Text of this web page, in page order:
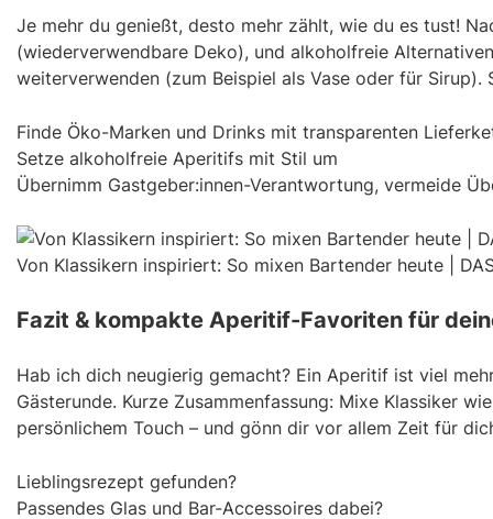
Je mehr du genießt, desto mehr zählt, wie du es tust!
(wiederverwendbare Deko), und alkoholfreie
weiterverwenden (zum Beispiel als Vase oder für
Finde Öko-Marken und Drinks mit transparenten
Setze alkoholfreie Aperitifs mit Stil um
Übernimm Gastgeber:innen-Verantwortung, vermeide
Von Klassikern inspiriert: So mixen Bartender heute |
Fazit & kompakte Aperitif-Favoriten für
Hab ich dich neugierig gemacht? Ein Aperitif ist viel
Gästerunde. Kurze Zusammenfassung: Mixe Klassiker
persönlichem Touch – und gönn dir vor allem Zeit für
Lieblingsrezept gefunden?
Passendes Glas und Bar-Accessoires dabei?